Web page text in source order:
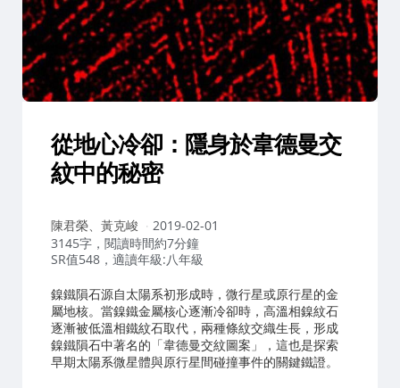
從地心冷卻：隱身於韋德曼交
紋中的秘密
作
者：
陳君榮、黃克峻
2019-02-01
3145字，閱讀時間約7分鐘
SR值548，適讀年級:八年級
鎳鐵隕石源自太陽系初形成時，微行星或原行星的金
屬地核。當鎳鐵金屬核心逐漸冷卻時，高溫相鎳紋石
逐漸被低溫相鐵紋石取代，兩種條紋交織生長，形成
鎳鐵隕石中著名的「韋德曼交紋圖案」，這也是探索
早期太陽系微星體與原行星間碰撞事件的關鍵鐵證。